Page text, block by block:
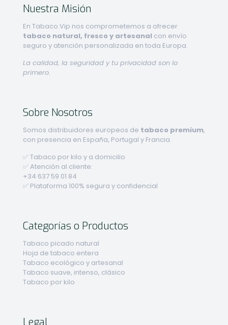
Nuestra Misión
En Tabaco.Vip nos comprometemos a ofrecer
tabaco natural, fresco y artesanal con envío
seguro y atención personalizada en toda Europa.
La calidad, la seguridad y tu privacidad son lo
primero.
Sobre Nosotros
Somos distribuidores europeos de tabaco premium,
con presencia en España, Portugal y Francia.
✅ Tabaco por kilo y a domicilio
✅ Atención al cliente:
+34 637 59 01 84
✅ Plataforma 100% segura y confidencial
Categorías o Productos
Tabaco picado natural
Hoja de tabaco entera
Tabaco ecológico y artesanal
Tabaco suave, intenso, clásico
Tabaco por kilo
Legal